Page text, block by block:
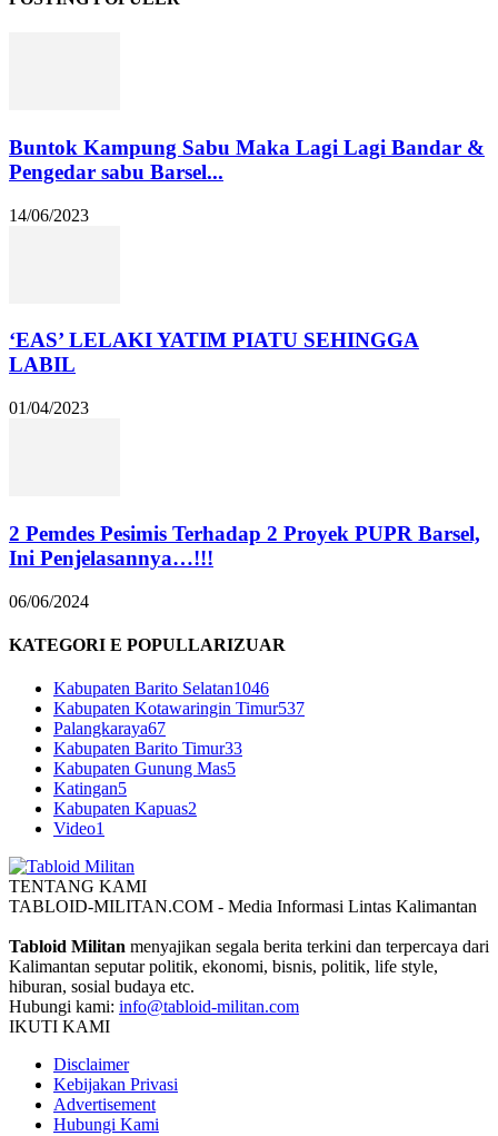
Buntok Kampung Sabu Maka Lagi Lagi Bandar &
Pengedar sabu Barsel...
14/06/2023
‘EAS’ LELAKI YATIM PIATU SEHINGGA
LABIL
01/04/2023
2 Pemdes Pesimis Terhadap 2 Proyek PUPR Barsel,
Ini Penjelasannya…!!!
06/06/2024
KATEGORI E POPULLARIZUAR
Kabupaten Barito Selatan1046
Kabupaten Kotawaringin Timur537
Palangkaraya67
Kabupaten Barito Timur33
Kabupaten Gunung Mas5
Katingan5
Kabupaten Kapuas2
Video1
TENTANG KAMI
TABLOID-MILITAN.COM - Media Informasi Lintas Kalimantan
Tabloid Militan menyajikan segala berita terkini dan terpercaya dari
Kalimantan seputar politik, ekonomi, bisnis, politik, life style,
hiburan, sosial budaya etc.
Hubungi kami: info@tabloid-militan.com
IKUTI KAMI
Disclaimer
Kebijakan Privasi
Advertisement
Hubungi Kami